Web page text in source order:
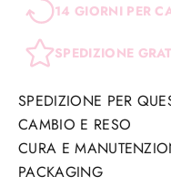
14 GIORNI PER
SPEDIZIONE
SPEDIZIONE PER
CAMBIO E RESO
CURA E
PACKAGING